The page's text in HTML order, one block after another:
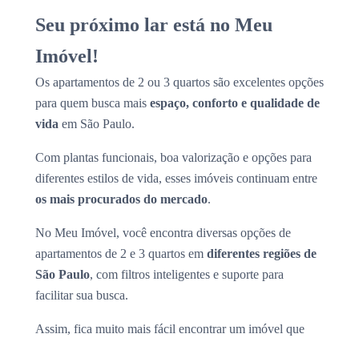
Seu próximo lar está no Meu
Imóvel!
Os apartamentos de 2 ou 3 quartos são excelentes opções
para quem busca mais espaço, conforto e qualidade de
vida em São Paulo.
Com plantas funcionais, boa valorização e opções para
diferentes estilos de vida, esses imóveis continuam entre
os mais procurados do mercado.
No Meu Imóvel, você encontra diversas opções de
apartamentos de 2 e 3 quartos em diferentes regiões de
São Paulo, com filtros inteligentes e suporte para
facilitar sua busca.
Assim, fica muito mais fácil encontrar um imóvel que